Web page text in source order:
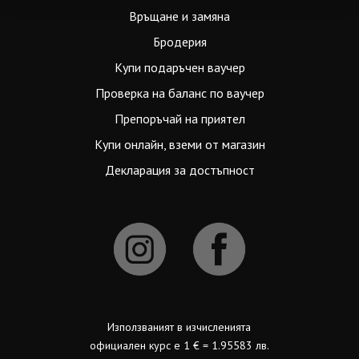
Връщане и замяна
Бродерия
Купи подаръчен ваучер
Проверка на баланс по ваучер
Препоръчай на приятел
Купи онлайн, вземи от магазин
Декларация за достъпност
Използваният в изчисленията
официален курс е 1 € = 1.95583 лв.